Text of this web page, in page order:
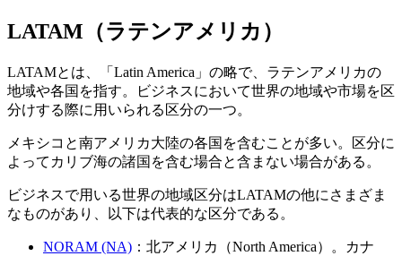
LATAM（ラテンアメリカ）
LATAMとは、「Latin America」の略で、ラテンアメリカの
地域や各国を指す。ビジネスにおいて世界の地域や市場を区
分けする際に用いられる区分の一つ。
メキシコと南アメリカ大陸の各国を含むことが多い。区分に
よってカリブ海の諸国を含む場合と含まない場合がある。
ビジネスで用いる世界の地域区分はLATAMの他にさまざま
なものがあり、以下は代表的な区分である。
NORAM (NA) ：北アメリカ（North America）。カナ